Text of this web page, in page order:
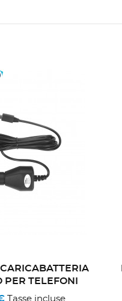
CARICABATTERIA
PER TELEFONI
Tasse incluse